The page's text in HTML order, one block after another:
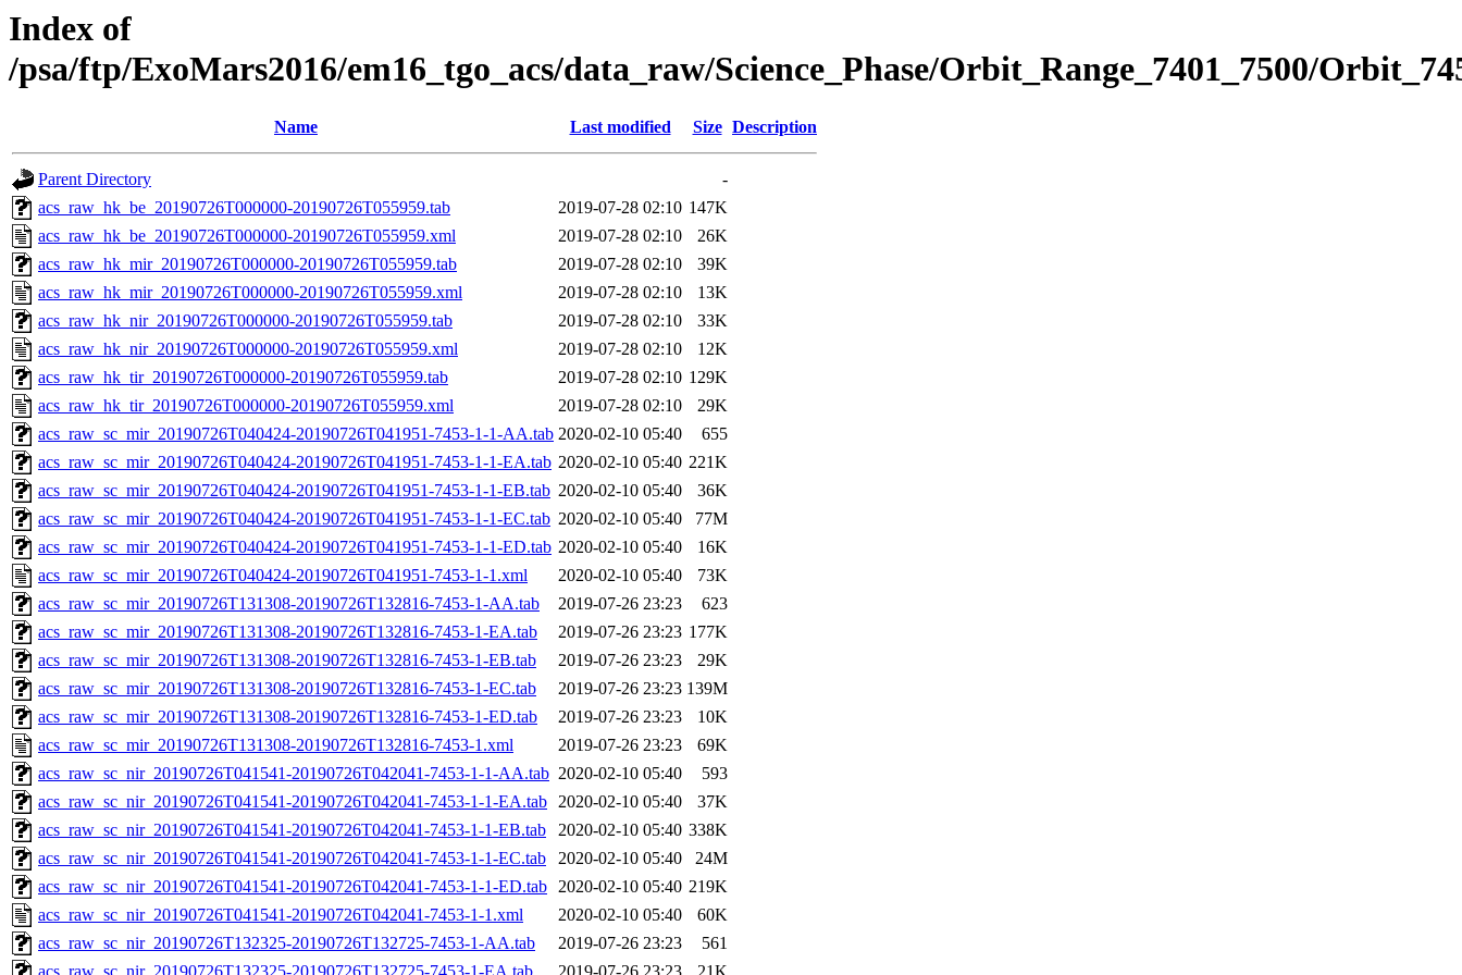
Index of
/psa/ftp/ExoMars2016/em16_tgo_acs/data_raw/Science_Phase/Orbit_Range_7401_7500/
Name Last modified Size Description
Parent Directory
-
acs_raw_hk_be_20190726T000000-20190726T055959.tab
2019-07-28 02:10 147K
acs_raw_hk_be_20190726T000000-20190726T055959.xml
2019-07-28 02:10
26K
acs_raw_hk_mir_20190726T000000-20190726T055959.tab
2019-07-28 02:10
39K
acs_raw_hk_mir_20190726T000000-20190726T055959.xml
2019-07-28 02:10
13K
acs_raw_hk_nir_20190726T000000-20190726T055959.tab
2019-07-28 02:10
33K
acs_raw_hk_nir_20190726T000000-20190726T055959.xml
2019-07-28 02:10
12K
acs_raw_hk_tir_20190726T000000-20190726T055959.tab
2019-07-28 02:10 129K
acs_raw_hk_tir_20190726T000000-20190726T055959.xml
2019-07-28 02:10
29K
acs_raw_sc_mir_20190726T040424-20190726T041951-7453-1-1-AA.tab 2020-02-10 05:40
655
acs_raw_sc_mir_20190726T040424-20190726T041951-7453-1-1-EA.tab 2020-02-10 05:40 221K
acs_raw_sc_mir_20190726T040424-20190726T041951-7453-1-1-EB.tab 2020-02-10 05:40
36K
acs_raw_sc_mir_20190726T040424-20190726T041951-7453-1-1-EC.tab 2020-02-10 05:40
77M
acs_raw_sc_mir_20190726T040424-20190726T041951-7453-1-1-ED.tab 2020-02-10 05:40
16K
acs_raw_sc_mir_20190726T040424-20190726T041951-7453-1-1.xml
2020-02-10 05:40
73K
acs_raw_sc_mir_20190726T131308-20190726T132816-7453-1-AA.tab
2019-07-26 23:23
623
acs_raw_sc_mir_20190726T131308-20190726T132816-7453-1-EA.tab
2019-07-26 23:23 177K
acs_raw_sc_mir_20190726T131308-20190726T132816-7453-1-EB.tab
2019-07-26 23:23
29K
acs_raw_sc_mir_20190726T131308-20190726T132816-7453-1-EC.tab
2019-07-26 23:23 139M
acs_raw_sc_mir_20190726T131308-20190726T132816-7453-1-ED.tab
2019-07-26 23:23
10K
acs_raw_sc_mir_20190726T131308-20190726T132816-7453-1.xml
2019-07-26 23:23
69K
acs_raw_sc_nir_20190726T041541-20190726T042041-7453-1-1-AA.tab 2020-02-10 05:40
593
acs_raw_sc_nir_20190726T041541-20190726T042041-7453-1-1-EA.tab 2020-02-10 05:40
37K
acs_raw_sc_nir_20190726T041541-20190726T042041-7453-1-1-EB.tab
2020-02-10 05:40 338K
acs_raw_sc_nir_20190726T041541-20190726T042041-7453-1-1-EC.tab
2020-02-10 05:40
24M
acs_raw_sc_nir_20190726T041541-20190726T042041-7453-1-1-ED.tab 2020-02-10 05:40 219K
acs_raw_sc_nir_20190726T041541-20190726T042041-7453-1-1.xml
2020-02-10 05:40
60K
acs_raw_sc_nir_20190726T132325-20190726T132725-7453-1-AA.tab
2019-07-26 23:23
561